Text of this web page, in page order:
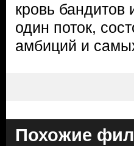
кровь бандитов
один поток,
амбиций и
Похожие